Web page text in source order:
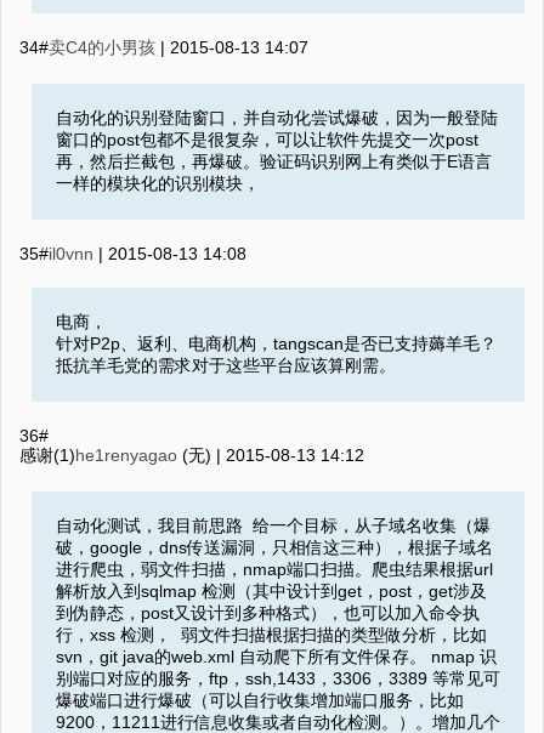
34#卖C4的小男孩 | 2015-08-13 14:07
自动化的识别登陆窗口，并自动化尝试爆破，因为一般登陆
窗口的post包都不是很复杂，可以让软件先提交一次post
再，然后拦截包，再爆破。验证码识别网上有类似于E语言
一样的模块化的识别模块，
35#il0vnn | 2015-08-13 14:08
电商，
针对P2p、返利、电商机构，tangscan是否已支持薅羊毛？
抵抗羊毛党的需求对于这些平台应该算刚需。
36#
感谢(1)he1renyagao (无) | 2015-08-13 14:12
自动化测试，我目前思路 给一个目标，从子域名收集（爆
破，google，dns传送漏洞，只相信这三种），根据子域名
进行爬虫，弱文件扫描，nmap端口扫描。爬虫结果根据url
解析放入到sqlmap 检测（其中设计到get，post，get涉及
到伪静态，post又设计到多种格式），也可以加入命令执
行，xss 检测， 弱文件扫描根据扫描的类型做分析，比如
svn，git java的web.xml 自动爬下所有文件保存。 nmap 识
别端口对应的服务，ftp，ssh,1433，3306，3389 等常见可
爆破端口进行爆破（可以自行收集增加端口服务，比如
9200，11211进行信息收集或者自动化检测。）。增加几个